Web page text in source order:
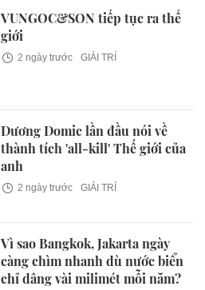
VUNGOC&SON tiếp tục ra thế
giới
2 ngày trước GIẢI TRÍ
Dương Domic lần đầu nói về
thành tích 'all-kill' Thế giới của
anh
2 ngày trước GIẢI TRÍ
Vì sao Bangkok, Jakarta ngày
càng chìm nhanh dù nước biển
chỉ dâng vài milimét mỗi năm?